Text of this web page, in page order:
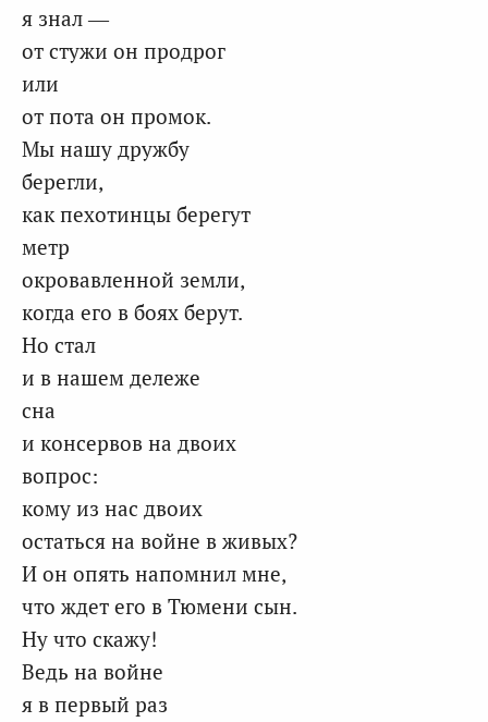
я знал —
от стужи он продрог
или
от пота он промок.
Мы нашу дружбу
берегли,
как пехотинцы берегут
метр
окровавленной земли,
когда его в боях берут.
Но стал
и в нашем дележе
сна
и консервов на двоих
вопрос:
кому из нас двоих
остаться на войне в живых?
И он опять напомнил мне,
что ждет его в Тюмени сын.
Ну что скажу!
Ведь на войне
я в первый раз